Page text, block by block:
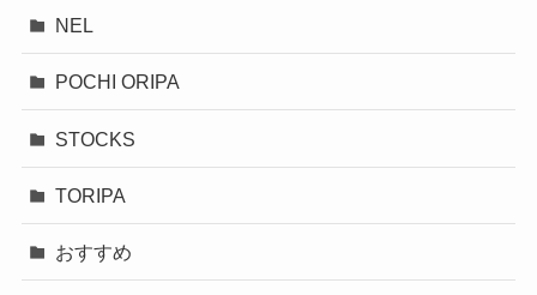
NEL
POCHI ORIPA
STOCKS
TORIPA
おすすめ